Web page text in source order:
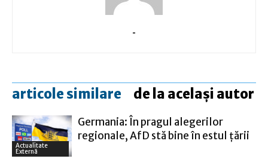
-
articole similare de la același autor
Actualitate
Externă
Germania: În pragul alegerilor
regionale, AfD stă bine în estul ţării